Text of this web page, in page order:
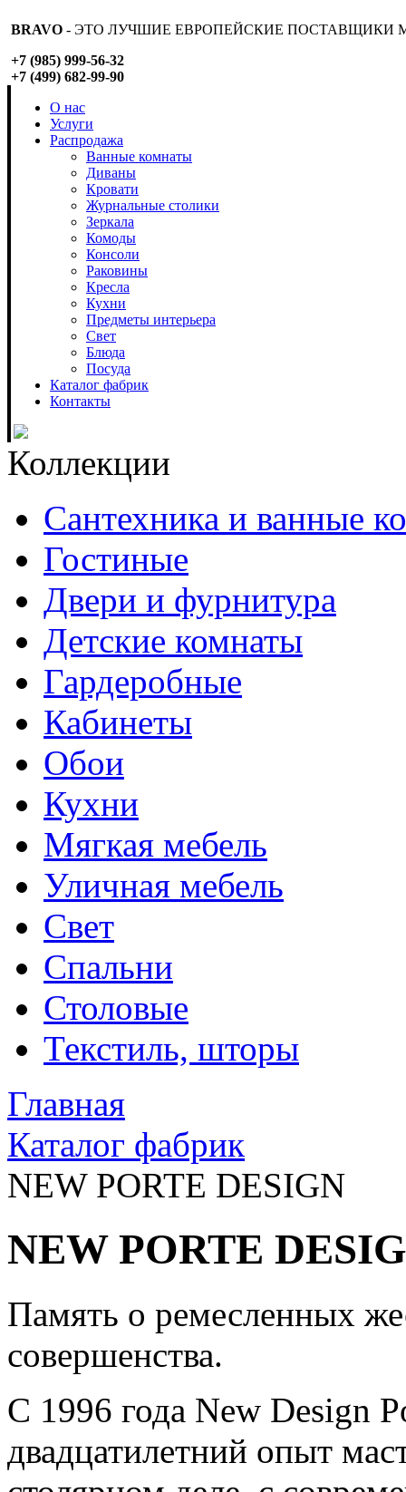
BRAVO - ЭТО ЛУЧШИЕ ЕВРОПЕЙСКИЕ ПОСТАВЩИКИ
+7 (985) 999-56-32
+7 (499) 682-99-90
О нас
Услуги
Распродажа
Ванные комнаты
Диваны
Кровати
Журнальные столики
Зеркала
Комоды
Консоли
Раковины
Кресла
Кухни
Предметы интерьера
Свет
Блюда
Посуда
Каталог фабрик
Контакты
Коллекции
Сантехника и ванные
Гостиные
Двери и фурнитура
Детские комнаты
Гардеробные
Кабинеты
Обои
Кухни
Мягкая мебель
Уличная мебель
Свет
Спальни
Столовые
Текстиль, шторы
Главная
Каталог фабрик
NEW PORTE DESIGN
NEW PORTE
Память о ремесленных
совершенства.
С 1996 года New Design
двадцатилетний опыт